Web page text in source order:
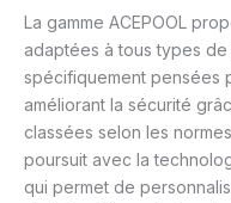
La gamme ACEPOOL
adaptées à tous types
spécifiquement pensées
améliorant la sécurité
classées selon les
poursuit avec la
qui permet de